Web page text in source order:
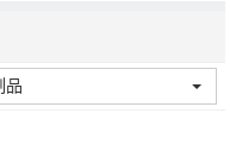
品